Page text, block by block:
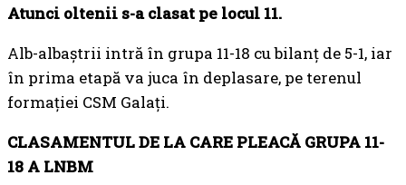
Atunci oltenii s-a clasat pe locul 11.
Alb-albaștrii intră în grupa 11-18 cu bilanț de 5-1, iar
în prima etapă va juca în deplasare, pe terenul
formației CSM Galați.
CLASAMENTUL DE LA CARE PLEACĂ GRUPA 11-
18 A LNBM